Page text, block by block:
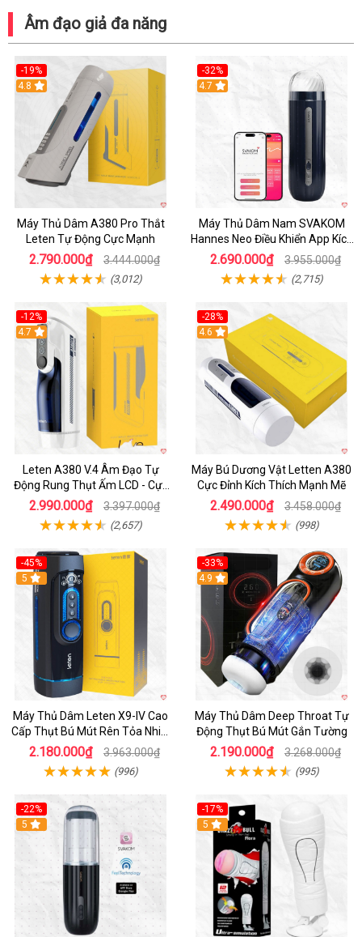
Âm đạo giả đa năng
-19%
Hot
4.8
Máy Thủ Dâm A380 Pro Thắt
Leten Tự Động Cực Mạnh
2.790.000₫ 3.444.000₫
(3,012)
-32%
Hot
4.7
Máy Thủ Dâm Nam SVAKOM
Hannes Neo Điều Khiển App Kích
Thích
2.690.000₫ 3.955.000₫
(2,715)
-12%
Hot
4.7
Leten A380 V.4 Âm Đạo Tự
Động Rung Thụt Ấm LCD - Cực
Phê
2.990.000₫ 3.397.000₫
(2,657)
-28%
Hot
4.6
Máy Bú Dương Vật Letten A380
Cực Đỉnh Kích Thích Mạnh Mẽ
2.490.000₫ 3.458.000₫
(998)
-45%
Hot
5
Máy Thủ Dâm Leten X9-IV Cao
Cấp Thụt Bú Mút Rên Tỏa Nhiệt
Sạc Pin
2.180.000₫ 3.963.000₫
(996)
-33%
Hot
4.9
Máy Thủ Dâm Deep Throat Tự
Động Thụt Bú Mút Gắn Tường
2.190.000₫ 3.268.000₫
(995)
-22%
5
-17%
5